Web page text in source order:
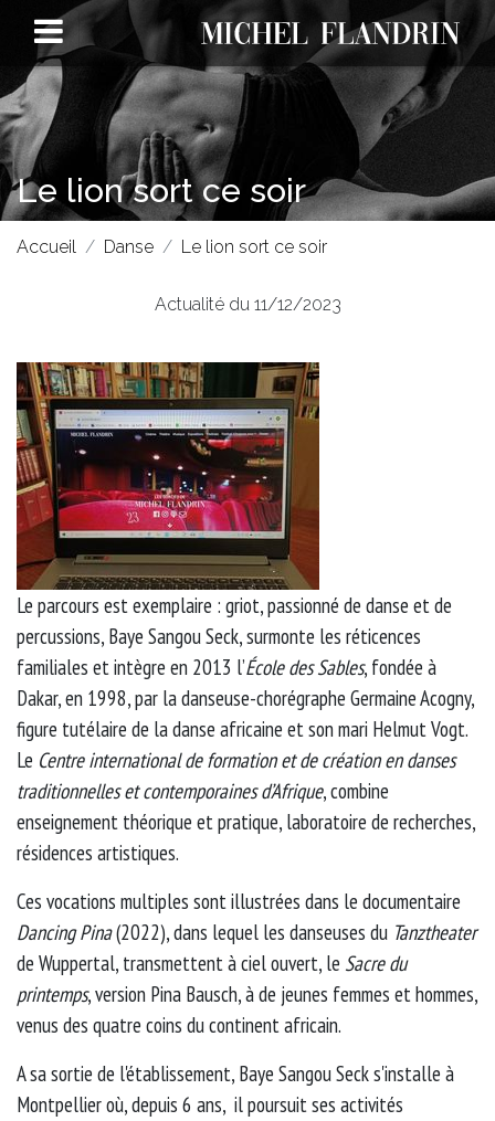
Le lion sort ce soir
Accueil Danse Le lion sort ce soir
Actualité du 11/12/2023
Le parcours est exemplaire : griot, passionné de danse et de
percussions, Baye Sangou Seck, surmonte les réticences
familiales et intègre en 2013 l’École des Sables, fondée à
Dakar, en 1998, par la danseuse-chorégraphe Germaine Acogny,
figure tutélaire de la danse africaine et son mari Helmut Vogt.
Le Centre international de formation et de création en danses
traditionnelles et contemporaines d’Afrique, combine
enseignement théorique et pratique, laboratoire de recherches,
résidences artistiques.
Ces vocations multiples sont illustrées dans le documentaire
Dancing Pina(2022), dans lequel les danseuses du Tanztheater
de Wuppertal, transmettent à ciel ouvert, le Sacre du
printemps, version Pina Bausch, à de jeunes femmes et hommes,
venus des quatre coins du continent africain.
A sa sortie de l'établissement, Baye Sangou Seck s'installe à
Montpellier où, depuis 6 ans, il poursuit ses activités